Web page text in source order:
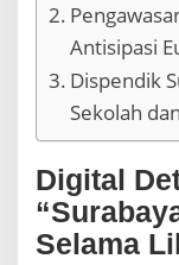
Antisipasi
Dispendik
Sekolah
Digital
Selama